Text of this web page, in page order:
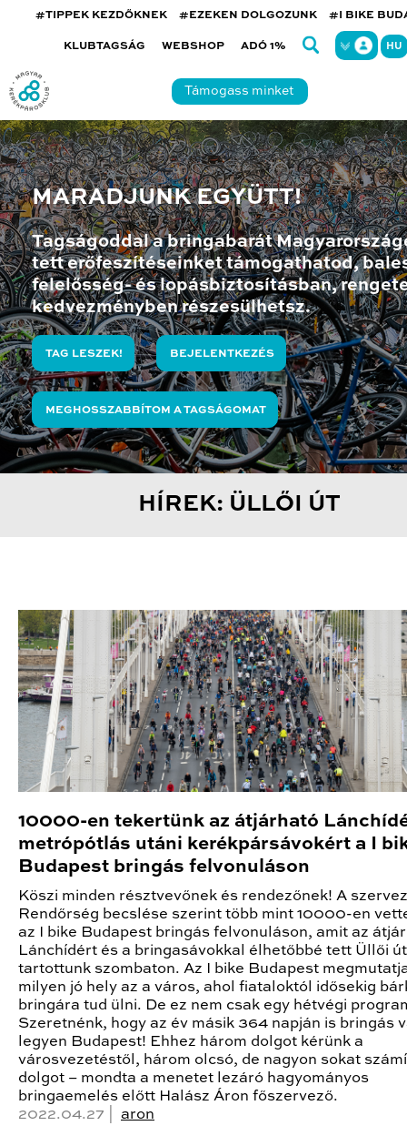
#TIPPEK KEZDŐKNEK #EZEKEN DOLGOZUNK #I BIKE
KLUBTAGSÁG WEBSHOP ADÓ 1% HU
Támogass minket
MARADJUNK EGYÜTT!
Tagságoddal a bringabarát
tett erőfeszítéseinket támogathatod,
felelősség- és lopásbiztosításban,
kedvezményben részesülhetsz.
TAG LESZEK! BEJELENTKEZÉS
MEGHOSSZABBÍTOM A TAGSÁGOMAT
HÍREK: ÜLLŐI ÚT
10000-en tekertünk az átjárható
metrópótlás utáni kerékpársávokért a I
Budapest bringás felvonuláson
Köszi minden résztvevőnek és rendezőnek! A
Rendőrség becslése szerint több mint 10000-en
az I bike Budapest bringás felvonuláson, amit az
Lánchídért és a bringasávokkal élhetőbbé tett Üllői
tartottunk szombaton. Az I bike Budapest
milyen jó hely az a város, ahol fiataloktól idősekig
bringára tud ülni. De ez nem csak egy hétvégi
Szeretnénk, hogy az év másik 364 napján is bringás
legyen Budapest! Ehhez három dolgot kérünk a
városvezetéstől, három olcsó, de nagyon sokat
dolgot – mondta a menetet lezáró hagyományos
bringaemelés előtt Halász Áron főszervező.
2022.04.27 | aron